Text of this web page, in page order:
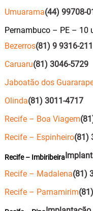
Umuarama(44) 99708-
Pernambuco – PE – 10
Bezerros(81) 9 9316-
Caruaru(81) 3046-5729
Jaboatão dos
Olinda(81) 3011-4717
Recife – Boa Viagem
Recife – Espinheiro(81)
Recife – Imbiribeira
Recife – Madalena(81)
Recife – Parnamirim